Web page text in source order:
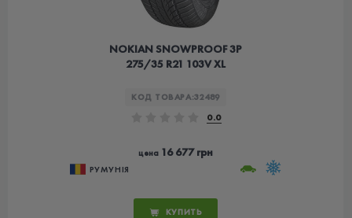
NOKIAN SNOWPROOF 3P
275/35 R21 103V XL
КОД ТОВАРА:32489
0.0
цена 16 677 грн
РУМУНІЯ
КУПИТЬ